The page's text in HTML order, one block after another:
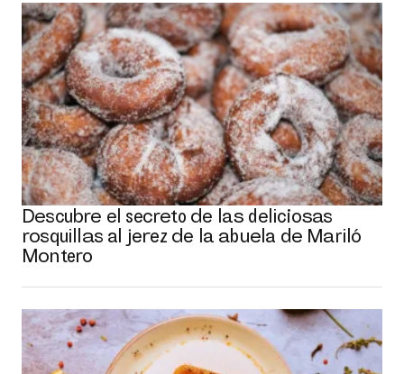
Descubre el secreto de las deliciosas
rosquillas al jerez de la abuela de Mariló
Montero